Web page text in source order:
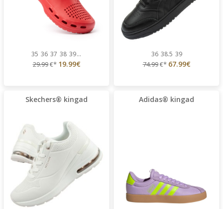
35 36 37 38 39...
29.99€* 19.99€
36 38.5 39
74.99€* 67.99€
Skechers® kingad Adidas® kingad